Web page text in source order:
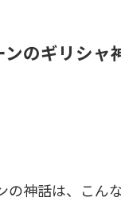
ンのギリシャ
の神話は、こん